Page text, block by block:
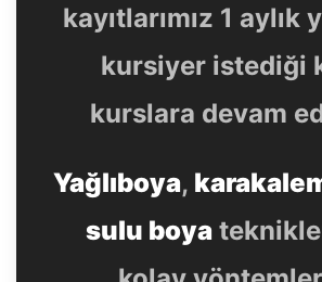
kayıtlarımız 1 aylık
kursiyer istediği
kurslara devam
Yağlıboya,
sulu boya